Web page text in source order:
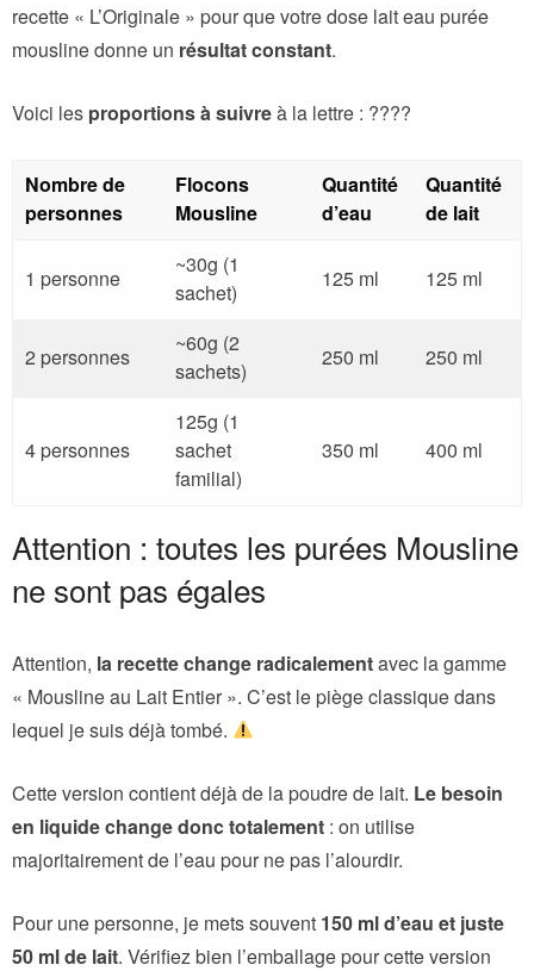
recette « L’Originale » pour que votre dose lait eau purée
mousline donne un résultat constant.
Voici les proportions à suivreà la lettre : ????
Nombre de
personnes
Flocons
Mousline
Quantité
d’eau
Quantité
de lait
1 personne
~30g (1
sachet)
125 ml 125 ml
2 personnes
~60g (2
sachets)
250 ml 250 ml
4 personnes
125g (1
sachet
familial)
350 ml 400 ml
Attention : toutes les purées Mousline
ne sont pas égales
Attention, la recette change radicalementavec la gamme
« Mousline au Lait Entier ». C’est le piège classique dans
lequel je suis déjà tombé.
Cette version contient déjà de la poudre de lait. Le besoin
en liquide change donc totalement : on utilise
majoritairement de l’eau pour ne pas l’alourdir.
Pour une personne, je mets souvent 150 ml d’eau et juste
50 ml de lait. Vérifiez bien l’emballage pour cette version